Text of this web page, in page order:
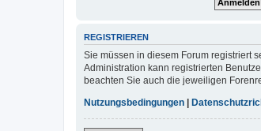
REGISTRIEREN
Sie müssen in diesem Forum registriert
Administration kann registrierten
beachten Sie auch die jeweiligen
Nutzungsbedingungen